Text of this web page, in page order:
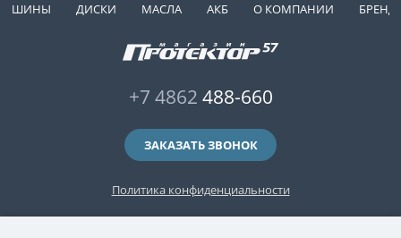
ШИНЫ ДИСКИ МАСЛА АКБ О КОМПАНИИ
Политика конфиденциальности
+7 4862 488-660
ЗАКАЗАТЬ ЗВОНОК